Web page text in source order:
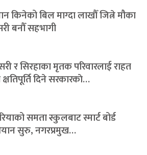
किनेको बिल माग्दा लाखौँ जित्ने मौका
बनौँ सहभागी
र सिरहाका मृतक परिवारलाई राहत
दिने सरकारकाे…
समता स्कुलबाट स्मार्ट बोर्ड
सुरु, नगरप्रमुख…